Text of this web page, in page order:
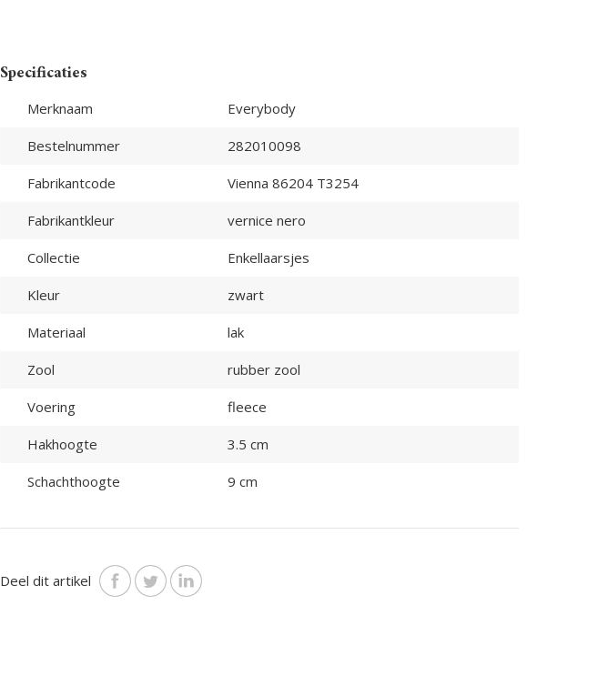
Specificaties
Merknaam Everybody
Bestelnummer 282010098
Fabrikantcode Vienna 86204 T3254
Fabrikantkleur vernice nero
Collectie Enkellaarsjes
Kleur zwart
Materiaal lak
Zool rubber zool
Voering fleece
Hakhoogte 3.5 cm
Schachthoogte 9 cm
Deel dit artikel